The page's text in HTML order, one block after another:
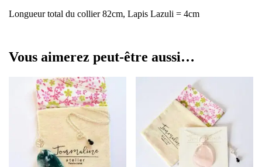
Longueur total du collier 82cm, Lapis Lazuli = 4cm
Vous aimerez peut-être aussi…